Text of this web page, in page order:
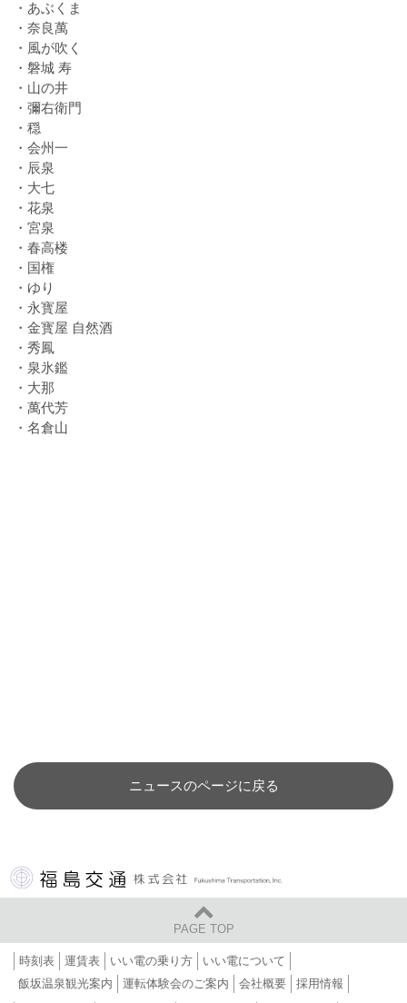
・あぶくま
・奈良萬
・風が吹く
・磐城 寿
・山の井
・彌右衛門
・穏
・会州一
・辰泉
・大七
・花泉
・宮泉
・春高楼
・国権
・ゆり
・永寳屋
・金寳屋 自然酒
・秀鳳
・泉氷鑑
・大那
・萬代芳
・名倉山
ニュースのページに戻る
PAGE TOP
時刻表 運賃表 いい電の乗り方
いい電について
飯坂温泉観光案内
運転体験会のご案内 会社概要 採用情報